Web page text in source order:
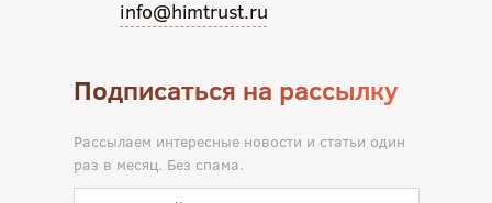
info@himtrust.ru
Подписаться на рассылку
Рассылаем интересные новости и статьи один
раз в месяц. Без спама.